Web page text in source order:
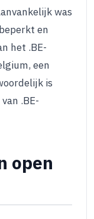
was
en
het .BE-
een
is
.BE-
open